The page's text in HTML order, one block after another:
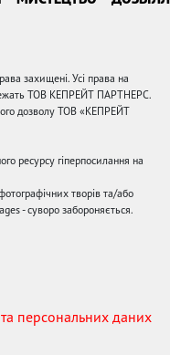
захищені. Усі права на
ТОВ КЕПРЕЙТ ПАРТНЕРС.
дозволу ТОВ «КЕПРЕЙТ
ресурсу гіперпосилання на
творів та/або
- суворо забороняється.
та персональних даних